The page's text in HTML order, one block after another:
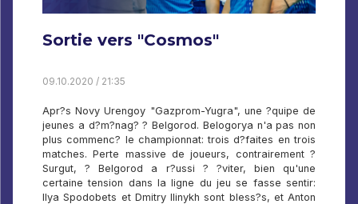
Sortie vers "Cosmos"
09.10.2020 / 21:35
Apr?s Novy Urengoy "Gazprom-Yugra", une ?quipe de
jeunes a d?m?nag? ? Belgorod. Belogorya n'a pas non
plus commenc? le championnat: trois d?faites en trois
matches. Perte massive de joueurs, contrairement ?
Surgut, ? Belgorod a r?ussi ? ?viter, bien qu'une
certaine tension dans la ligne du jeu se fasse sentir:
Ilya Spodobets et Dmitry Ilinykh sont bless?s, et Anton